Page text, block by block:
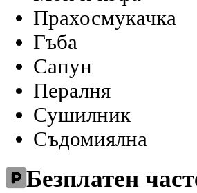
Прахосмукачка
Гъба
Сапун
Пералня
Сушилник
Съдомиялна
Безплатен